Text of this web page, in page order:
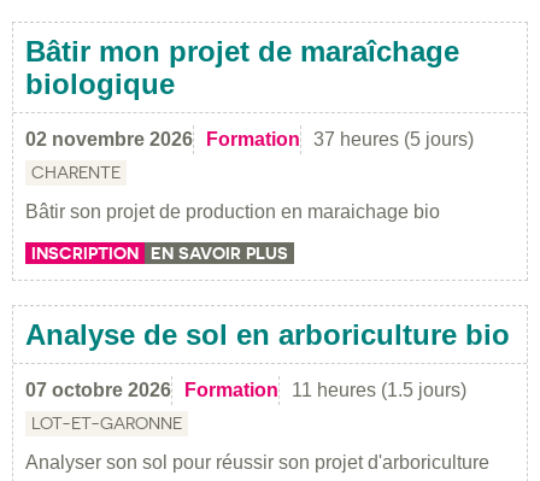
Bâtir mon projet de maraîchage
biologique
02 novembre 2026 Formation 37 heures (5 jours)
CHARENTE
Bâtir son projet de production en maraichage bio
INSCRIPTION EN SAVOIR PLUS
Analyse de sol en arboriculture bio
07 octobre 2026 Formation 11 heures (1.5 jours)
LOT-ET-GARONNE
Analyser son sol pour réussir son projet d'arboriculture